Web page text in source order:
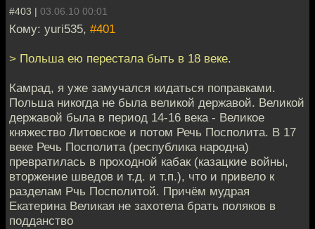
#403 | 03.06.10 00:01
Кому: yuri535, #401
> Польша ею перестала быть в 18 веке.
Камрад, я уже замучался кидаться поправками.
Польша никогда не была великой державой. Великой
державой была в период 14-16 века - Великое
княжество Литовское и потом Речь Посполита. В 17
веке Речь Посполита (республика народна)
превратилась в проходной кабак (казацкие войны,
вторжение шведов и т.д. и т.п.), что и привело к
разделам Рчь Посполитой. Причём мудрая
Екатерина Великая не захотела брать поляков в
подданство